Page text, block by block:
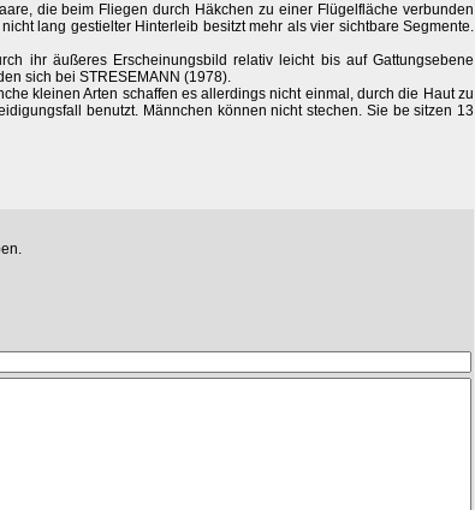
die beim Fliegen durch Häkchen zu einer Flügelfläche verbunden
lang gestielter Hinterleib besitzt mehr als vier sichtbare Segmente.
ihr äußeres Erscheinungsbild relativ leicht bis auf Gattungsebene
sich bei STRESEMANN (1978).
kleinen Arten schaffen es allerdings nicht einmal, durch die Haut zu
benutzt. Männchen können nicht stechen. Sie be sitzen 13